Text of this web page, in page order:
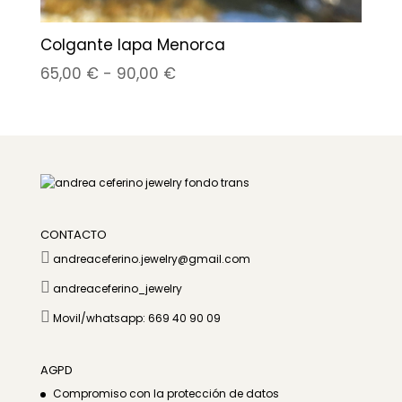
Colgante lapa Menorca
65,00 € - 90,00 €Rango
65,00 €
CONTACTO
 andreaceferino.jewelry@gmail.com
 andreaceferino_jewelry
 Movil/whatsapp: 669 40 90 09
AGPD
Compromiso con la protección de datos